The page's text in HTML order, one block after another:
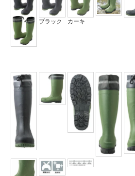
ブラック カーキ